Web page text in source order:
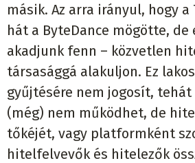
másik. Az arra irányul, hogy a
hát a ByteDance mögötte, de
akadjunk fenn – közvetlen
társasággá alakuljon. Ez
gyűjtésére nem jogosít,
(még) nem működhet, de
tőkéjét, vagy platformként
hitelfelvevők és hitelezők